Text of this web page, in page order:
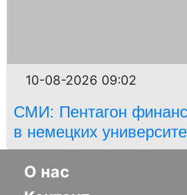
10-08-2026 09:02
СМИ: Пентагон
в немецких
О нас